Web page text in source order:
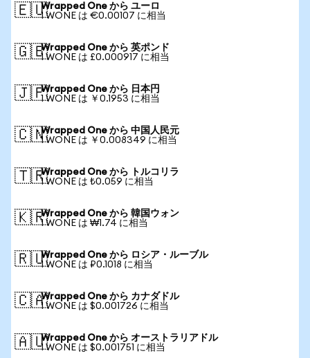
🇪🇺Wrapped One から ユーロ
1 WONE は €0.00107 に相当
🇬🇧Wrapped One から 英ポンド
1 WONE は £0.000917 に相当
🇯🇵Wrapped One から 日本円
1 WONE は ￥0.1953 に相当
🇨🇳Wrapped One から 中国人民元
1 WONE は ￥0.008349 に相当
🇹🇷Wrapped One から トルコリラ
1 WONE は ₺0.059 に相当
🇰🇷Wrapped One から 韓国ウォン
1 WONE は ₩1.74 に相当
🇷🇺Wrapped One から ロシア・ルーブル
1 WONE は ₽0.1018 に相当
🇨🇦Wrapped One から カナダドル
1 WONE は $0.001726 に相当
🇦🇺Wrapped One から オーストラリアドル
1 WONE は $0.001751 に相当